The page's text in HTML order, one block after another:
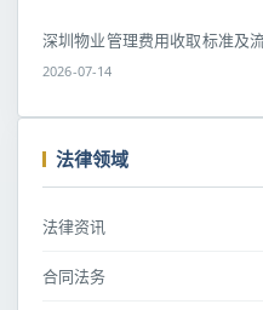
深圳物业管理费用收取标准及
2026-07-14
法律领域
法律资讯
合同法务